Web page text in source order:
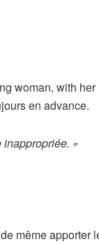
woman, with
en advance.
»
même apporter